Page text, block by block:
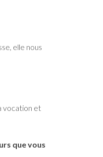
elle nous
vocation et
que vous